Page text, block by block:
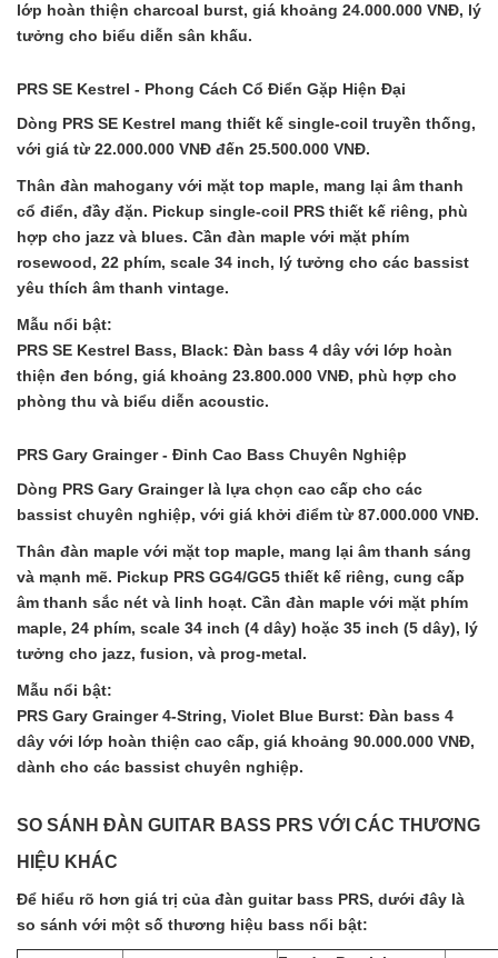
lớp hoàn thiện charcoal burst, giá khoảng 24.000.000 VNĐ, lý
tưởng cho biểu diễn sân khấu.
PRS SE Kestrel - Phong Cách Cổ Điển Gặp Hiện Đại
Dòng PRS SE Kestrel mang thiết kế single-coil truyền thống,
với giá từ 22.000.000 VNĐ đến 25.500.000 VNĐ.
Thân đàn mahogany với mặt top maple, mang lại âm thanh
cổ điển, đầy đặn. Pickup single-coil PRS thiết kế riêng, phù
hợp cho jazz và blues. Cần đàn maple với mặt phím
rosewood, 22 phím, scale 34 inch, lý tưởng cho các bassist
yêu thích âm thanh vintage.
Mẫu nổi bật:
PRS SE Kestrel Bass, Black: Đàn bass 4 dây với lớp hoàn
thiện đen bóng, giá khoảng 23.800.000 VNĐ, phù hợp cho
phòng thu và biểu diễn acoustic.
PRS Gary Grainger - Đỉnh Cao Bass Chuyên Nghiệp
Dòng PRS Gary Grainger là lựa chọn cao cấp cho các
bassist chuyên nghiệp, với giá khởi điểm từ 87.000.000 VNĐ.
Thân đàn maple với mặt top maple, mang lại âm thanh sáng
và mạnh mẽ. Pickup PRS GG4/GG5 thiết kế riêng, cung cấp
âm thanh sắc nét và linh hoạt. Cần đàn maple với mặt phím
maple, 24 phím, scale 34 inch (4 dây) hoặc 35 inch (5 dây), lý
tưởng cho jazz, fusion, và prog-metal.
Mẫu nổi bật:
PRS Gary Grainger 4-String, Violet Blue Burst: Đàn bass 4
dây với lớp hoàn thiện cao cấp, giá khoảng 90.000.000 VNĐ,
dành cho các bassist chuyên nghiệp.
SO SÁNH ĐÀN GUITAR BASS PRS VỚI CÁC THƯƠNG
HIỆU KHÁC
Để hiểu rõ hơn giá trị của đàn guitar bass PRS, dưới đây là
so sánh với một số thương hiệu bass nổi bật: